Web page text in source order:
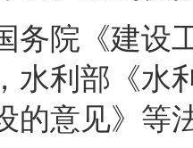
务院《建设
， 水利部《水
的意见》等